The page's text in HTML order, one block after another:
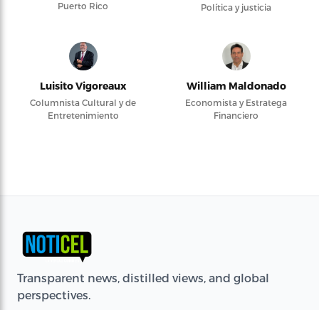
Puerto Rico
Política y justicia
Luisito Vigoreaux
Columnista Cultural y de
Entretenimiento
William Maldonado
Economista y Estratega
Financiero
Transparent news, distilled views, and global
perspectives.